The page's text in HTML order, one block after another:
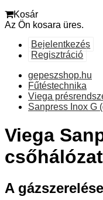
Kosár
Az Ön kosara üres.
Bejelentkezés
Regisztráció
gepeszshop.hu
Fűtéstechnika
Viega
Sanpress Inox G
Viega
A